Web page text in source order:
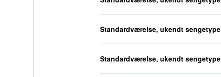
Standardværelse, ukendt sengetype
Standardværelse, ukendt sengetype